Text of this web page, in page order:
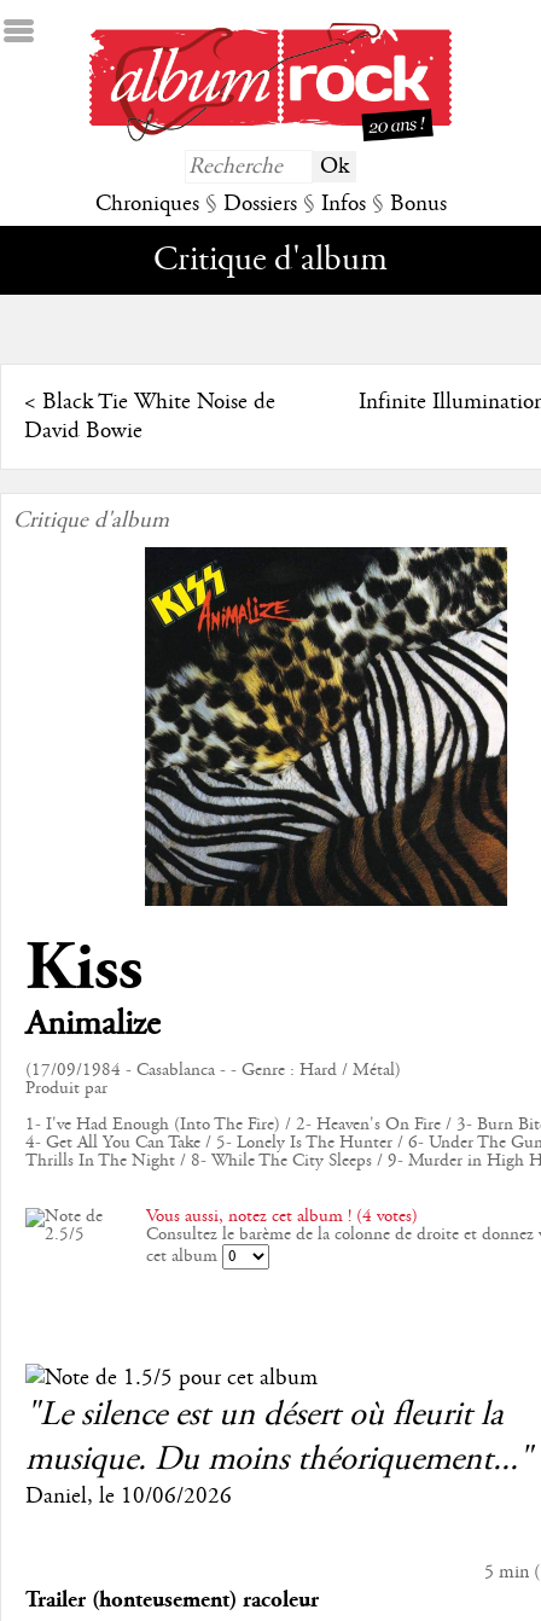
Chroniques § Dossiers § Infos § Bonus
Critique d'album
< Black Tie White Noise de
David Bowie
Infinite
Critique d'album
Kiss
Animalize
(17/09/1984 - Casablanca - - Genre : Hard / Métal)
Produit par
1- I've Had Enough (Into The Fire) / 2- Heaven's On Fire / 3- Burn
4- Get All You Can Take / 5- Lonely Is The Hunter / 6- Under The
Thrills In The Night / 8- While The City Sleeps / 9- Murder in High
Vous aussi, notez cet album ! (4 votes)
Consultez le barème de la colonne de droite et donnez
cet album
"Le silence est un désert où fleurit la
musique. Du moins théoriquement..."
Daniel, le 10/06/2026
5 min(
Trailer (honteusement) racoleur